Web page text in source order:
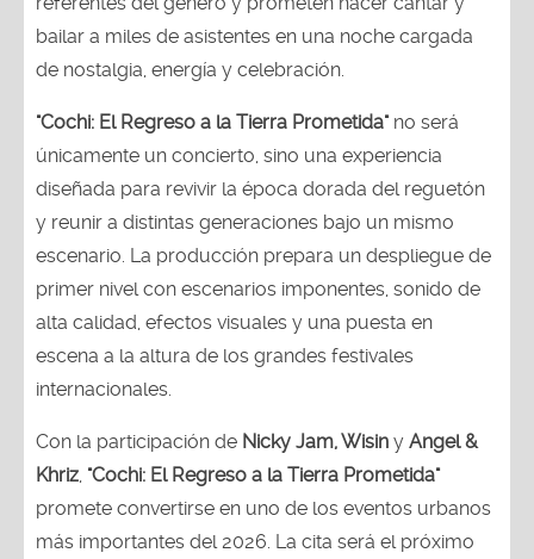
bailar a miles de asistentes en una noche cargada
de nostalgia, energía y celebración.
"Cochi: El Regreso a la Tierra Prometida" no será
únicamente un concierto, sino una experiencia
diseñada para revivir la época dorada del reguetón
y reunir a distintas generaciones bajo un mismo
escenario. La producción prepara un despliegue de
primer nivel con escenarios imponentes, sonido de
alta calidad, efectos visuales y una puesta en
escena a la altura de los grandes festivales
internacionales.
Con la participación de Nicky Jam, Wisin y Angel &
Khriz, "Cochi: El Regreso a la Tierra Prometida"
promete convertirse en uno de los eventos urbanos
más importantes del 2026. La cita será el próximo